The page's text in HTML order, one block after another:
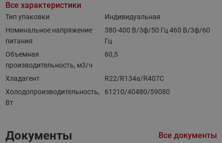
Все характеристики
Тип упаковки
Индивидуальная
Номинальное напряжение
питания
380-400 B/3ф/50 Гц 460 B/3ф/60
Гц
Объемная
производительность, м3/ч
60,5
Хладагент
R22/R134a/R407C
Холодопроизводительность,
Вт
61210/40480/59080
Документы Все документы